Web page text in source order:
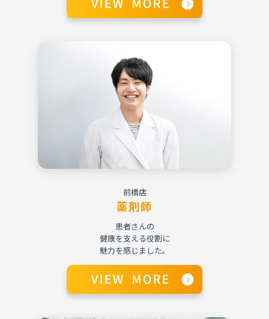
前橋店
薬剤師
患者さんの
健康を支える役割に
魅力を感じました。